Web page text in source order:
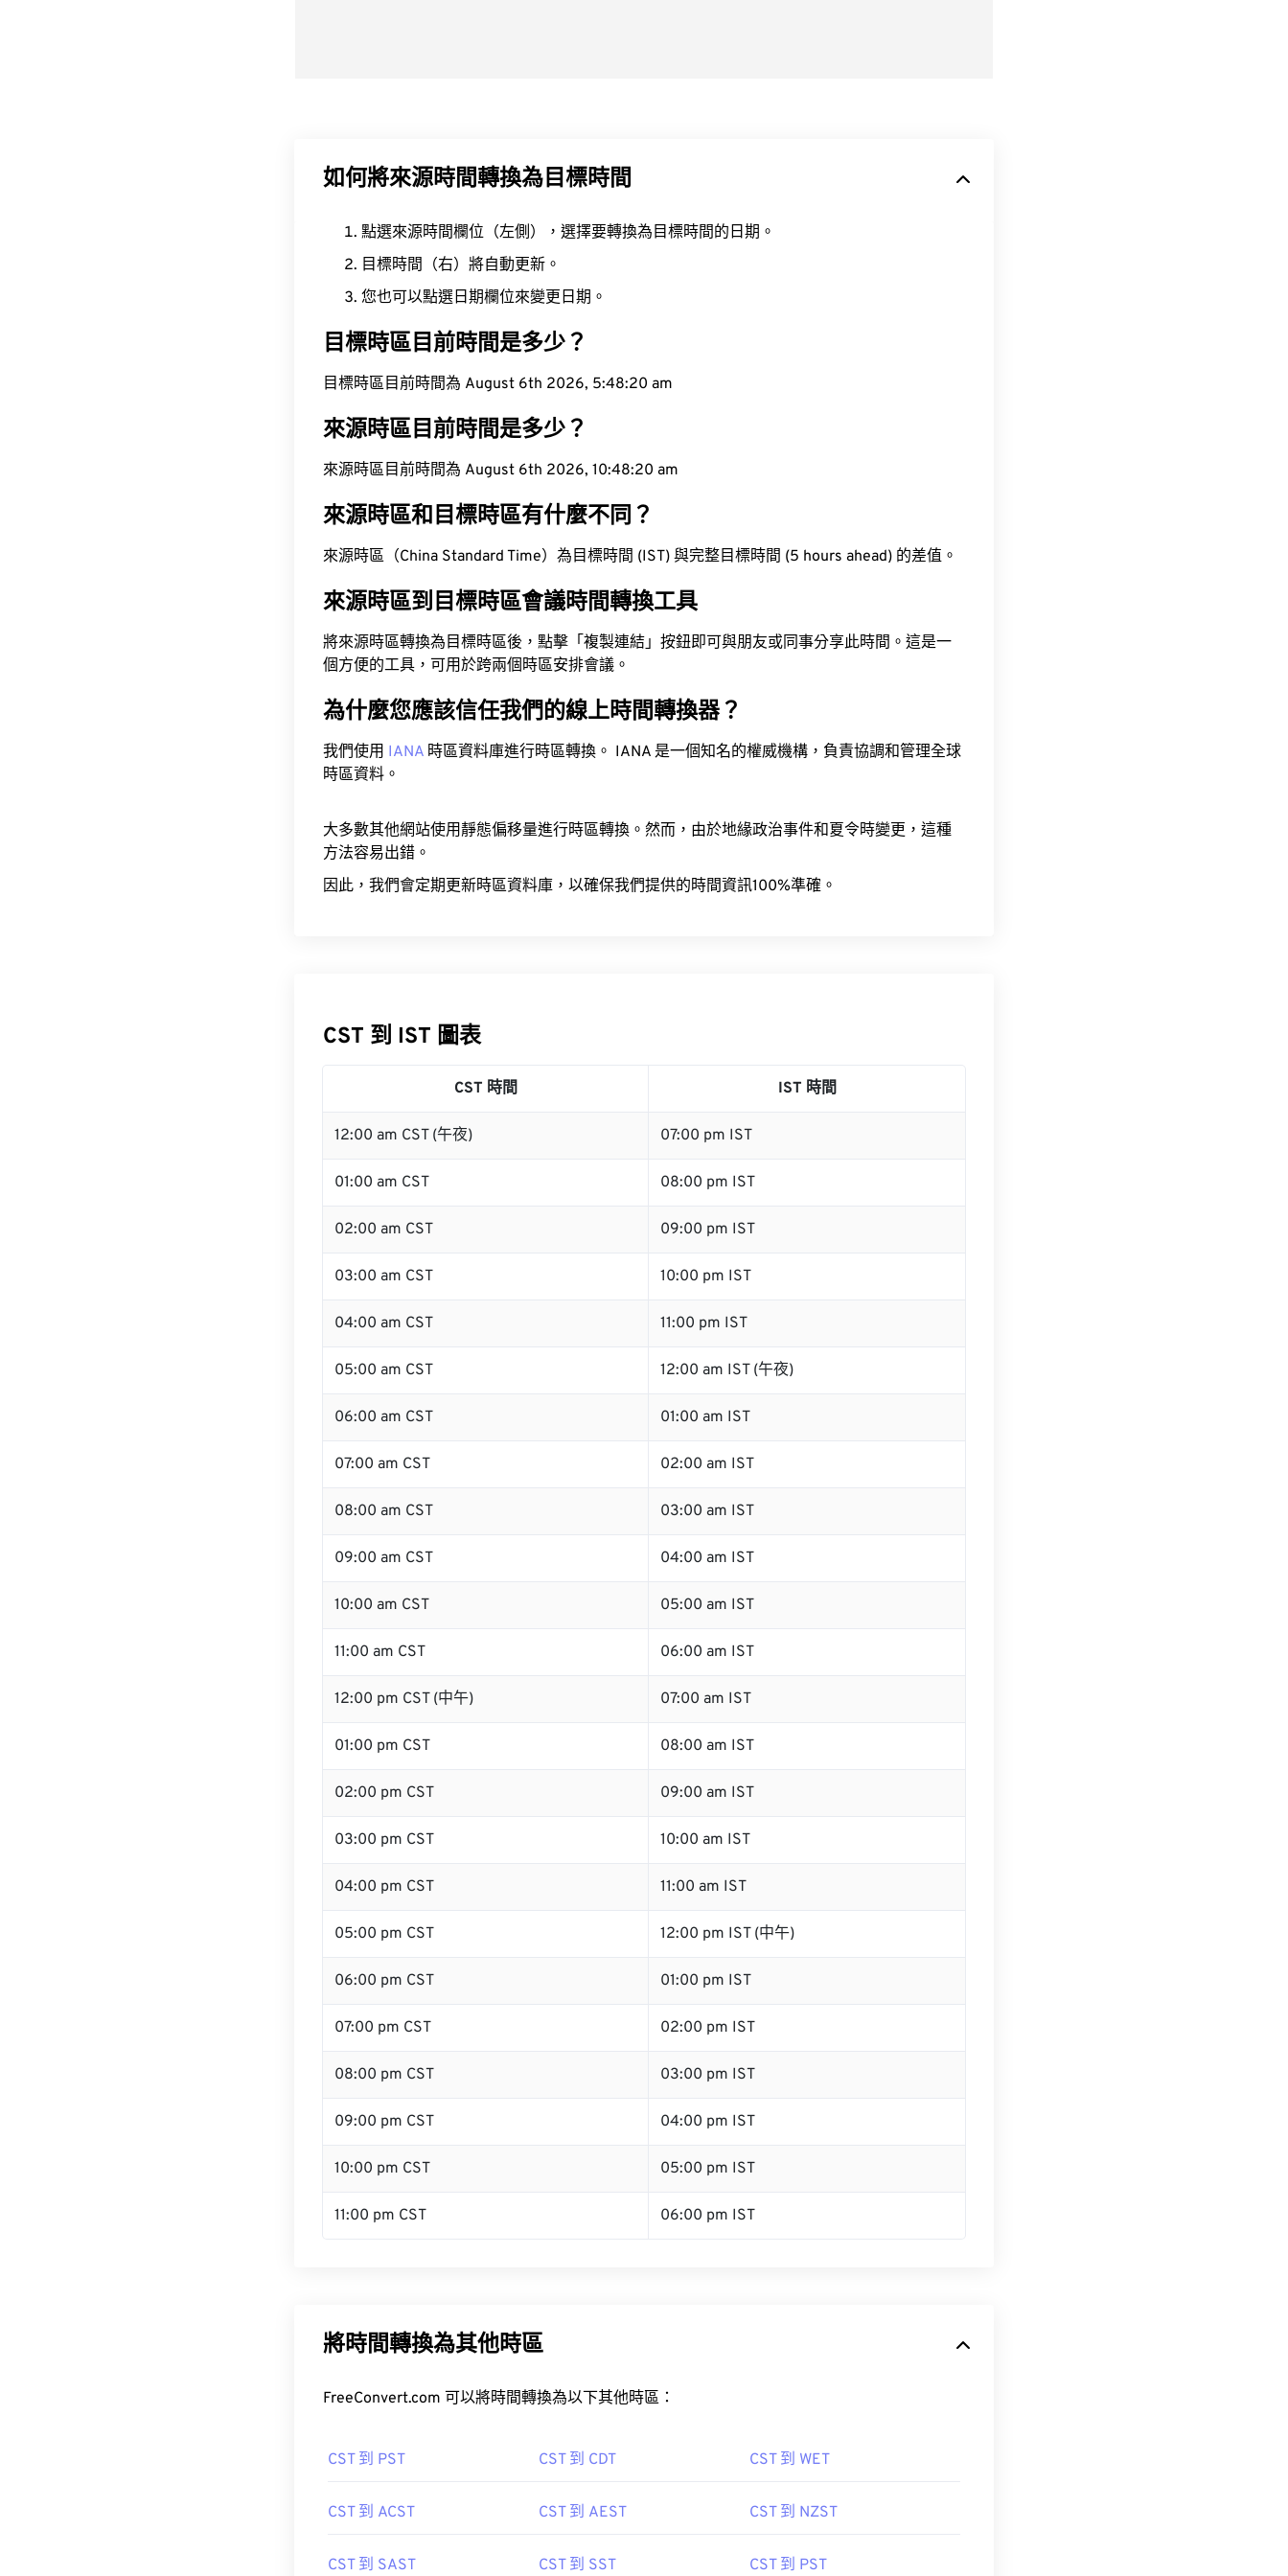
如何將來源時間轉換為目標時間
點選來源時間欄位（左側），選擇要轉換為目標時間的日期。
目標時間（右）將自動更新。
您也可以點選日期欄位來變更日期。
目標時區目前時間是多少？
目標時區目前時間為 August 6th 2026, 5:48:21 am
來源時區目前時間是多少？
來源時區目前時間為 August 6th 2026, 10:48:21 am
來源時區和目標時區有什麼不同？
來源時區（China Standard Time）為目標時間 (IST) 與完整目標時間 (5 hours ahead) 的差值。
來源時區到目標時區會議時間轉換工具
將來源時區轉換為目標時區後，點擊「複製連結」按鈕即可與朋友或同事分享此時間。這是一
個方便的工具，可用於跨兩個時區安排會議。
為什麼您應該信任我們的線上時間轉換器？
我們使用 IANA 時區資料庫進行時區轉換。 IANA 是一個知名的權威機構，負責協調和管理全球
時區資料。
大多數其他網站使用靜態偏移量進行時區轉換。然而，由於地緣政治事件和夏令時變更，這種
方法容易出錯。
因此，我們會定期更新時區資料庫，以確保我們提供的時間資訊100%準確。
CST 到 IST 圖表
CST 時間 IST 時間
12:00 am CST (午夜) 07:00 pm IST
01:00 am CST 08:00 pm IST
02:00 am CST 09:00 pm IST
03:00 am CST 10:00 pm IST
04:00 am CST 11:00 pm IST
05:00 am CST 12:00 am IST (午夜)
06:00 am CST 01:00 am IST
07:00 am CST 02:00 am IST
08:00 am CST 03:00 am IST
09:00 am CST 04:00 am IST
10:00 am CST 05:00 am IST
11:00 am CST 06:00 am IST
12:00 pm CST (中午) 07:00 am IST
01:00 pm CST 08:00 am IST
02:00 pm CST 09:00 am IST
03:00 pm CST 10:00 am IST
04:00 pm CST 11:00 am IST
05:00 pm CST 12:00 pm IST (中午)
06:00 pm CST 01:00 pm IST
07:00 pm CST 02:00 pm IST
08:00 pm CST 03:00 pm IST
09:00 pm CST 04:00 pm IST
10:00 pm CST 05:00 pm IST
11:00 pm CST 06:00 pm IST
將時間轉換為其他時區
FreeConvert.com 可以將時間轉換為以下其他時區：
CST 到 PST CST 到 CDT CST 到 WET
CST 到 ACST CST 到 AEST CST 到 NZST
CST 到 SAST CST 到 SST CST 到 PST